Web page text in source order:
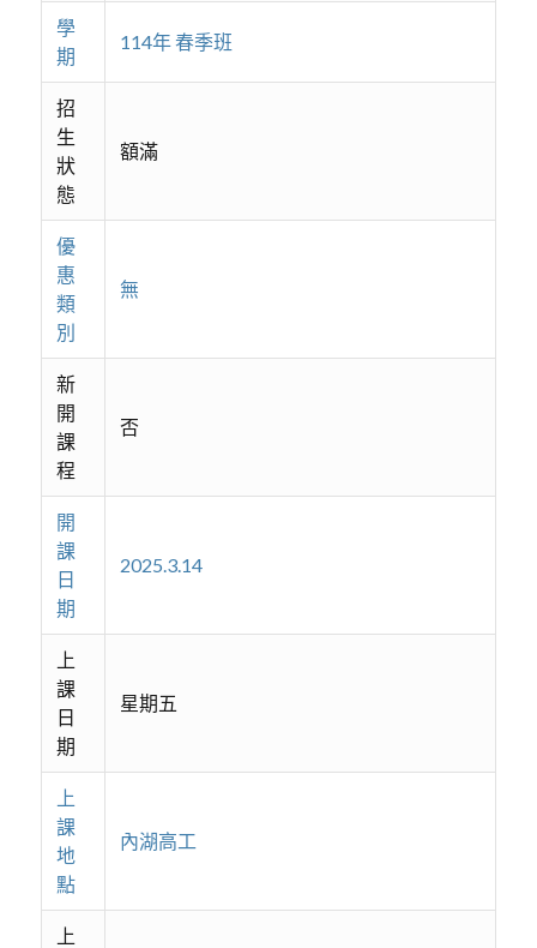
學
期
114年 春季班
招
生
狀
態
額滿
優
惠
類
別
無
新
開
課
程
否
開
課
日
期
2025.3.14
上
課
日
期
星期五
上
課
地
點
內湖高工
上